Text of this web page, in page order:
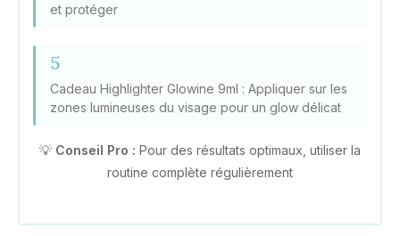
et protéger
5
Cadeau Highlighter Glowine 9ml : Appliquer sur les
zones lumineuses du visage pour un glow délicat
💡 Conseil Pro : Pour des résultats optimaux, utiliser la
routine complète régulièrement